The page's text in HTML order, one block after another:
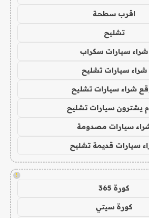
اقرب سطحة
تشليح
شراء سيارات سكراب
شراء سيارات تشليح
شراء سيارات تشليح
يشترون سيارات تشليح
سيارات مصدومة
سيارات قديمة تشليح
!
كورة 365
كورة سيتي